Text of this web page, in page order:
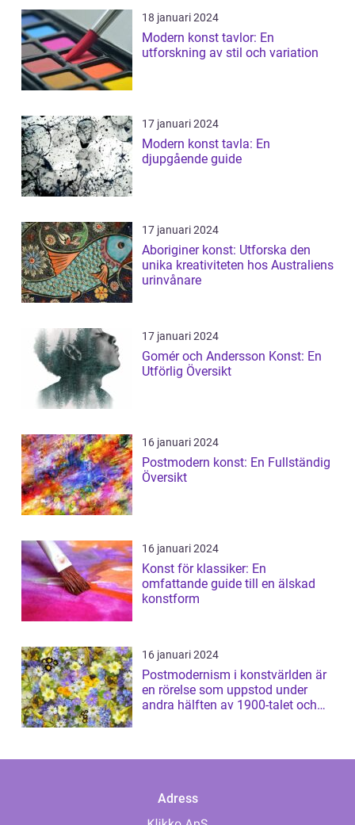
18 januari 2024
Modern konst tavlor: En
utforskning av stil och variation
17 januari 2024
Modern konst tavla: En
djupgående guide
17 januari 2024
Aboriginer konst: Utforska den
unika kreativiteten hos Australiens
urinvånare
17 januari 2024
Gomér och Andersson Konst: En
Utförlig Översikt
16 januari 2024
Postmodern konst: En Fullständig
Översikt
16 januari 2024
Konst för klassiker: En
omfattande guide till en älskad
konstform
16 januari 2024
Postmodernism i konstvärlden är
en rörelse som uppstod under
andra hälften av 1900-talet och
Adress